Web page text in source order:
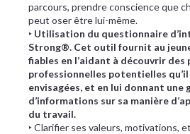
parcours, prendre conscience que
peut oser être lui-même.
‣ Utilisation du questionnaire
Strong®. Cet outil fournit au
fiables en l’aidant à découvrir des
professionnelles potentielles qu’il
envisagées, et en lui donnant
d’informations sur sa manière
du travail.
‣ Clarifier ses valeurs, motivations,